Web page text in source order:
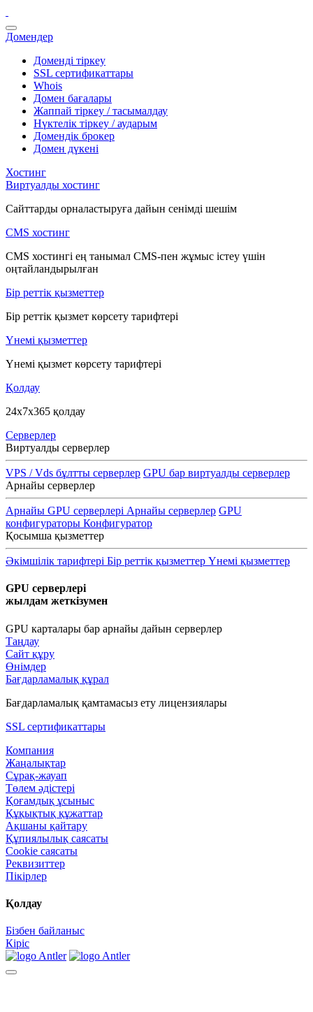
Домендер
Доменді тіркеу
SSL сертификаттары
Whois
Домен бағалары
Жаппай тіркеу / тасымалдау
Нүктелік тіркеу / аударым
Домендік брокер
Домен дүкені
Хостинг
Виртуалды хостинг
Сайттарды орналастыруға дайын сенімді шешім
CMS хостинг
CMS хостингі ең танымал CMS-пен жұмыс істеу үшін
оңтайландырылған
Бір реттік қызметтер
Бір реттік қызмет көрсету тарифтері
Үнемі қызметтер
Үнемі қызмет көрсету тарифтері
Қолдау
24x7x365 қолдау
Серверлер
Виртуалды серверлер
VPS / Vds бұлтты серверлер GPU бар виртуалды серверлер
Арнайы серверлер
Арнайы GPU серверлері Арнайы серверлер GPU
конфигураторы Конфигуратор
Қосымша қызметтер
Әкімшілік тарифтері Бір реттік қызметтер Үнемі қызметтер
GPU серверлері
жылдам жеткізумен
GPU карталары бар арнайы дайын серверлер
Таңдау
Сайт құру
Өнімдер
Бағдарламалық құрал
Бағдарламалық қамтамасыз ету лицензиялары
SSL сертификаттары
Компания
Жаңалықтар
Сұрақ-жауап
Төлем әдістері
Қоғамдық ұсыныс
Құқықтық құжаттар
Ақшаны қайтару
Құпиялылық саясаты
Сookie саясаты
Реквизиттер
Пікірлер
Қолдау
Бізбен байланыс
Кіріс